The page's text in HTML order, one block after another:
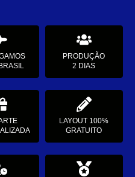
PRODUÇÃO
2 DIAS
LAYOUT 100%
GRATUITO